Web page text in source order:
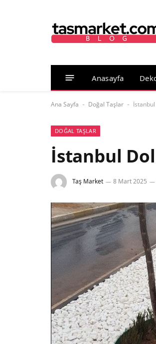
Anasayfa
Ana Sayfa - Doğal Taşlar - İstanbul
DOĞAL TAŞLAR
İstanbul
Taş Market 8 Mart 2025